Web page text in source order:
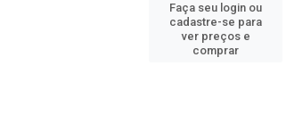
Faça seu login ou
cadastre-se para
ver preços e
comprar